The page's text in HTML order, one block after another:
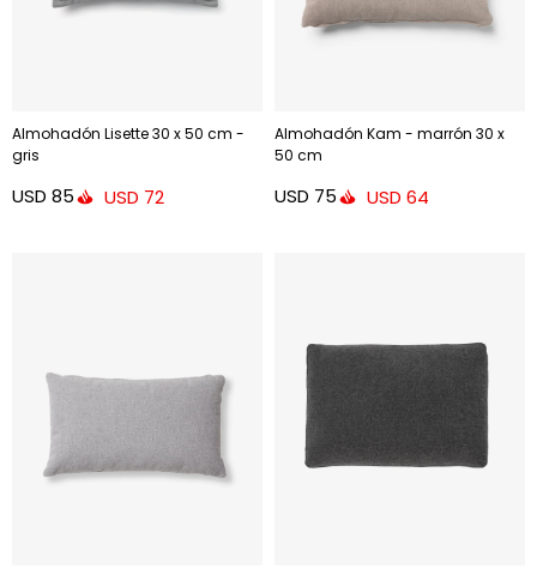
Almohadón Lisette 30 x 50 cm -
gris
USD 85 USD 72
Almohadón Kam - marrón 30 x
50 cm
USD 75 USD 64